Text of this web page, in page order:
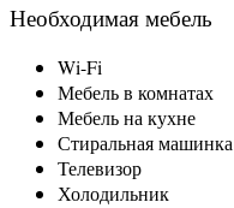
Необходимая мебель
Wi-Fi
Мебель в комнатах
Мебель на кухне
Стиральная машинка
Телевизор
Холодильник